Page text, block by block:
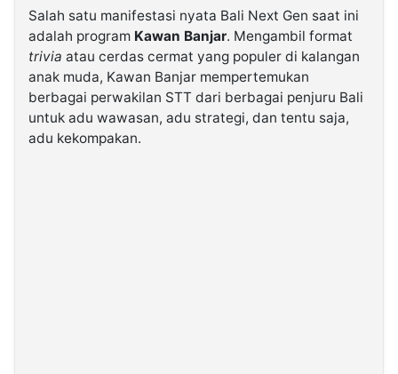
Salah satu manifestasi nyata Bali Next Gen saat ini
adalah program Kawan Banjar. Mengambil format
trivia atau cerdas cermat yang populer di kalangan
anak muda, Kawan Banjar mempertemukan
berbagai perwakilan STT dari berbagai penjuru Bali
untuk adu wawasan, adu strategi, dan tentu saja,
adu kekompakan.